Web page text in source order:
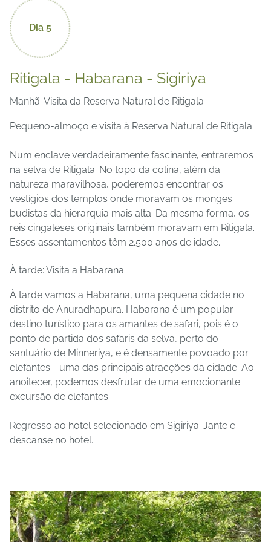
Dia 5
Ritigala - Habarana - Sigiriya
Manhã: Visita da Reserva Natural de Ritigala
Pequeno-almoço e visita à Reserva Natural de Ritigala.
Num enclave verdadeiramente fascinante, entraremos
na selva de Ritigala. No topo da colina, além da
natureza maravilhosa, poderemos encontrar os
vestígios dos templos onde moravam os monges
budistas da hierarquia mais alta. Da mesma forma, os
reis cingaleses originais também moravam em Ritigala.
Esses assentamentos têm 2.500 anos de idade.
À tarde: Visita a Habarana
À tarde vamos a Habarana, uma pequena cidade no
distrito de Anuradhapura. Habarana é um popular
destino turístico para os amantes de safari, pois é o
ponto de partida dos safaris da selva, perto do
santuário de Minneriya, e é densamente povoado por
elefantes - uma das principais atracções da cidade. Ao
anoitecer, podemos desfrutar de uma emocionante
excursão de elefantes.
Regresso ao hotel selecionado em Sigiriya. Jante e
descanse no hotel.